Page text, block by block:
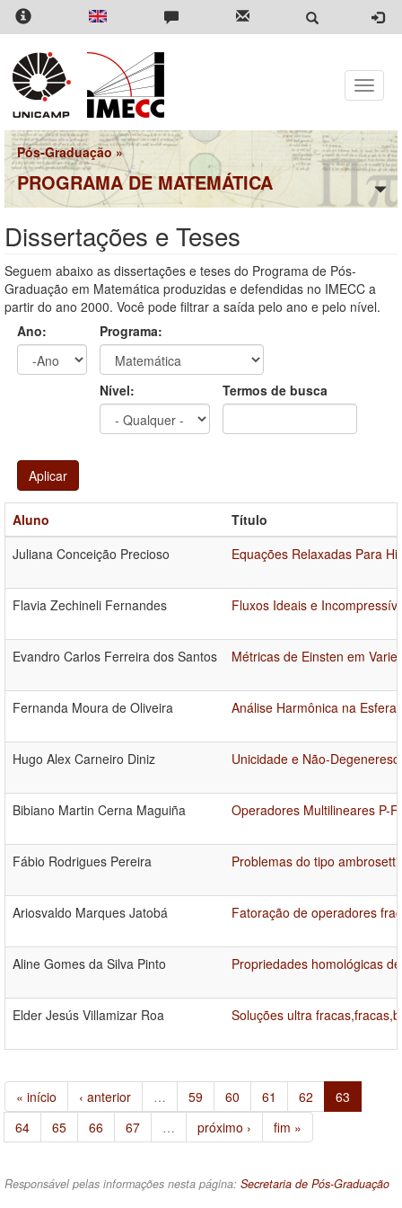
Pular
para
conteúdo
principal
Toggle
Pós-Graduação »
PROGRAMA DE MATEMÁTICA
Dissertações e Teses
Seguem abaixo as dissertações e teses do Programa de Pós-
Graduação em Matemática produzidas e defendidas no IMECC a
partir do ano 2000. Você pode filtrar a saída pelo ano e pelo nível.
Ano:
Programa:
Nível: Termos de busca
Aplicar
Aluno
Título
Juliana Conceição Precioso
Equações Relaxadas Para
Flavia Zechineli Fernandes Fluxos Ideais e
Evandro Carlos Ferreira dos Santos Métricas de Einsten em
Fernanda Moura de Oliveira Análise Harmônica na
Hugo Alex Carneiro Diniz Unicidade e Não-
Bibiano Martin Cerna Maguiña Operadores Multilineares P-
Fábio Rodrigues Pereira Problemas do tipo
Ariosvaldo Marques Jatobá Fatoração de operadores
Aline Gomes da Silva Pinto Propriedades homológicas
Elder Jesús Villamizar Roa Soluções ultra
« início ‹ anterior … 59 60 61 62
63
64
65 66 67 … próximo › fim »
Responsável pelas informações nesta página: Secretaria de Pós-Graduação